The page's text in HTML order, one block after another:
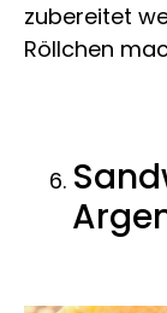
zubereitet
Röllchen